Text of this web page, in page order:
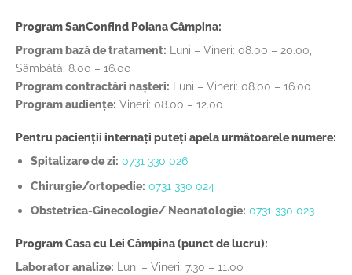
Program SanConfind Poiana Câmpina:
Program bază de tratament: Luni – Vineri: 08.00 – 20.00,
Sâmbătă: 8.00 – 16.00
Program contractări nașteri: Luni – Vineri: 08.00 – 16.00
Program audiențe: Vineri: 08.00 – 12.00
Pentru pacienții internați puteți apela următoarele numere:
Spitalizare de zi: 0731 330 026
Chirurgie/ortopedie: 0731 330 024
Obstetrica-Ginecologie/ Neonatologie: 0731 330 023
Program Casa cu Lei Câmpina (punct de lucru):
Laborator analize: Luni – Vineri: 7.30 – 11.00